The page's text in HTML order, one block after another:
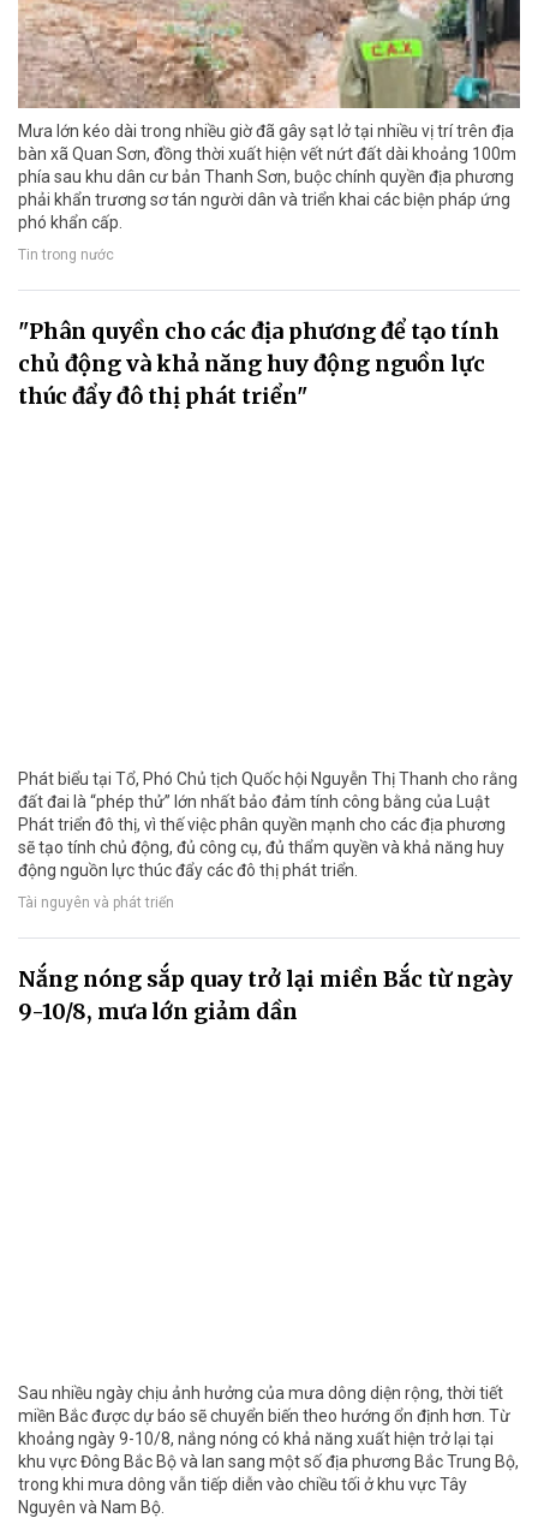
Mưa lớn kéo dài trong nhiều giờ đã gây sạt lở tại nhiều vị trí trên địa
bàn xã Quan Sơn, đồng thời xuất hiện vết nứt đất dài khoảng 100m
phía sau khu dân cư bản Thanh Sơn, buộc chính quyền địa phương
phải khẩn trương sơ tán người dân và triển khai các biện pháp ứng
phó khẩn cấp.
Tin trong nước
"Phân quyền cho các địa phương để tạo tính
chủ động và khả năng huy động nguồn lực
thúc đẩy đô thị phát triển"
Phát biểu tại Tổ, Phó Chủ tịch Quốc hội Nguyễn Thị Thanh cho rằng
đất đai là “phép thử” lớn nhất bảo đảm tính công bằng của Luật
Phát triển đô thị, vì thế việc phân quyền mạnh cho các địa phương
sẽ tạo tính chủ động, đủ công cụ, đủ thẩm quyền và khả năng huy
động nguồn lực thúc đẩy các đô thị phát triển.
Tài nguyên và phát triển
Nắng nóng sắp quay trở lại miền Bắc từ ngày
9-10/8, mưa lớn giảm dần
Sau nhiều ngày chịu ảnh hưởng của mưa dông diện rộng, thời tiết
miền Bắc được dự báo sẽ chuyển biến theo hướng ổn định hơn. Từ
khoảng ngày 9-10/8, nắng nóng có khả năng xuất hiện trở lại tại
khu vực Đông Bắc Bộ và lan sang một số địa phương Bắc Trung Bộ,
trong khi mưa dông vẫn tiếp diễn vào chiều tối ở khu vực Tây
Nguyên và Nam Bộ.